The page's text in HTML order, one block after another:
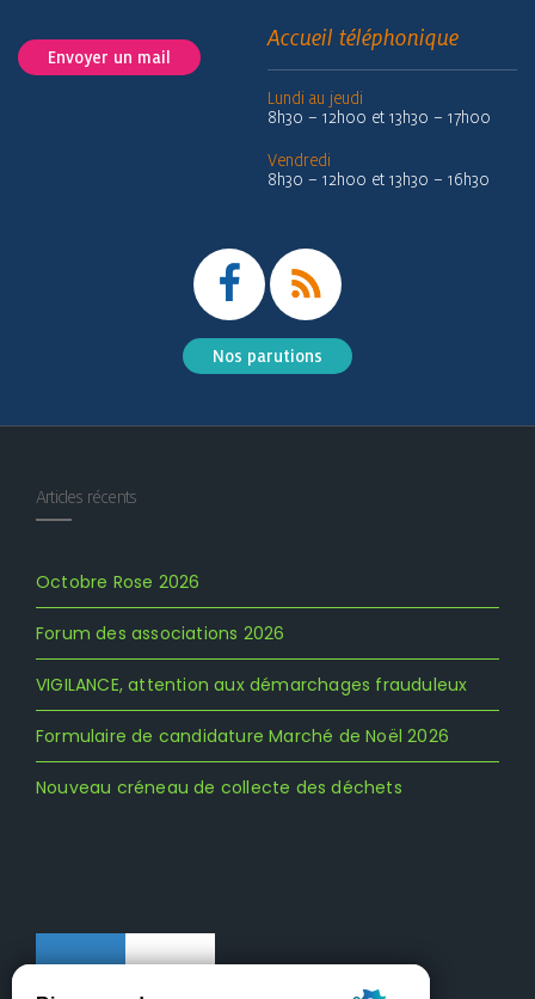
Envoyer un mail
Accueil téléphonique
Lundi au jeudi
8h30 – 12h00 et 13h30 – 17h00
Vendredi
8h30 – 12h00 et 13h30 – 16h30
Nos parutions
Articles récents
Octobre Rose 2026
Forum des associations 2026
VIGILANCE, attention aux démarchages frauduleux
Formulaire de candidature Marché de Noël 2026
Nouveau créneau de collecte des déchets